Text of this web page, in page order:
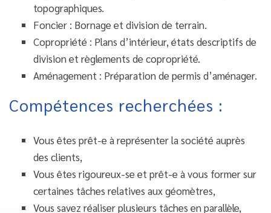
topographiques.
Foncier : Bornage et division de terrain.
Copropriété : Plans d’intérieur, états descriptifs de
division et règlements de copropriété.
Aménagement : Préparation de permis d’aménager.
Compétences recherchées :
Vous êtes prêt-e à représenter la société auprès
des clients,
Vous êtes rigoureux-se et prêt-e à vous former sur
certaines tâches relatives aux géomètres,
Vous savez réaliser plusieurs tâches en parallèle,